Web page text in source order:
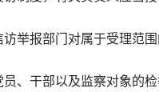
报部门对属于受理范围
干部以及监察对象的检